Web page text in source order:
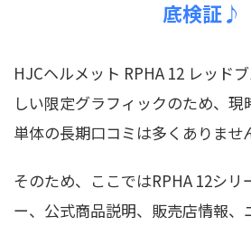
底検証♪
HJCヘルメット RPHA 12 レッド
しい限定グラフィックのため、
単体の長期口コミは多くありませ
そのため、ここではRPHA 12シリ
ー、公式商品説明、販売店情報、